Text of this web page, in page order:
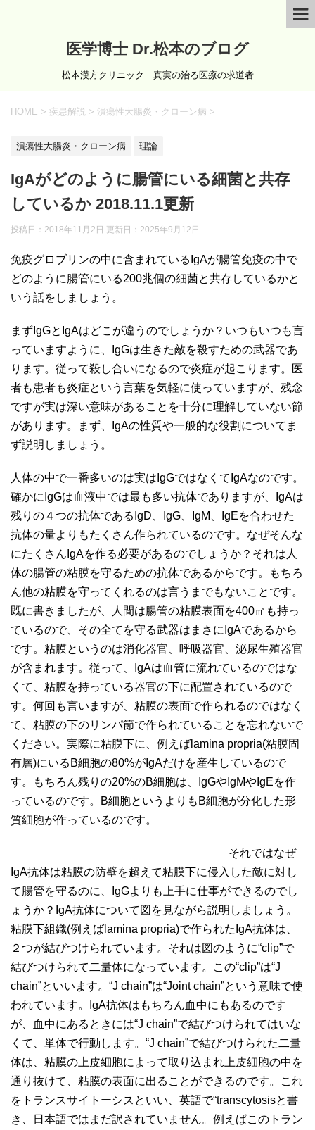
医学博士 Dr.松本のブログ
松本漢方クリニック 真実の治る医療の求道者
HOME > 疾患解説 > 潰瘍性大腸炎・クローン病 >
潰瘍性大腸炎・クローン病 理論
IgAがどのように腸管にいる細菌と共存
しているか 2018.11.1更新
投稿日：2018年11月2日 更新日： 2025年9月12日
免疫グロブリンの中に含まれているIgAが腸管免疫の中で
どのように腸管にいる200兆個の細菌と共存しているかと
いう話をしましょう。
まずIgGとIgAはどこが違うのでしょうか？いつもいつも言
っていますように、IgGは生きた敵を殺すための武器であ
ります。従って殺し合いになるので炎症が起こります。医
者も患者も炎症という言葉を気軽に使っていますが、残念
ですが実は深い意味があることを十分に理解していない節
があります。まず、IgAの性質や一般的な役割についてま
ず説明しましょう。
人体の中で一番多いのは実はIgGではなくてIgAなのです。
確かにIgGは血液中では最も多い抗体でありますが、IgAは
残りの４つの抗体であるIgD、IgG、IgM、IgEを合わせた
抗体の量よりもたくさん作られているのです。なぜそんな
にたくさんIgAを作る必要があるのでしょうか？それは人
体の腸管の粘膜を守るための抗体であるからです。もちろ
ん他の粘膜を守ってくれるのは言うまでもないことです。
既に書きましたが、人間は腸管の粘膜表面を400㎡も持っ
ているので、その全てを守る武器はまさにIgAであるから
です。粘膜というのは消化器官、呼吸器官、泌尿生殖器官
が含まれます。従って、IgAは血管に流れているのではな
くて、粘膜を持っている器官の下に配置されているので
す。何回も言いますが、粘膜の表面で作られるのではなく
て、粘膜の下のリンパ節で作られていることを忘れないで
ください。実際に粘膜下に、例えばlamina propria(粘膜固
有層)にいるB細胞の80%がIgAだけを産生しているので
す。もちろん残りの20%のB細胞は、IgGやIgMやIgEを作
っているのです。B細胞というよりもB細胞が分化した形
質細胞が作っているのです。
それではなぜ
IgA抗体は粘膜の防壁を超えて粘膜下に侵入した敵に対し
て腸管を守るのに、IgGよりも上手に仕事ができるのでし
ょうか？IgA抗体について図を見ながら説明しましょう。
粘膜下組織(例えばlamina propria)で作られたIgA抗体は、
２つが結びつけられています。それは図のように“clip”で
結びつけられて二量体になっています。この“clip”は“J
chain”といいます。“J chain”は“Joint chain”という意味で使
われています。IgA抗体はもちろん血中にもあるのです
が、血中にあるときには“J chain”で結びつけられてはいな
くて、単体で行動します。“J chain”で結びつけられた二量
体は、粘膜の上皮細胞によって取り込まれ上皮細胞の中を
通り抜けて、粘膜の表面に出ることができるのです。これ
をトランスサイトーシスといい、英語で“transcytosisと書
き、日本語ではまだ訳されていません。例えばこのトラン